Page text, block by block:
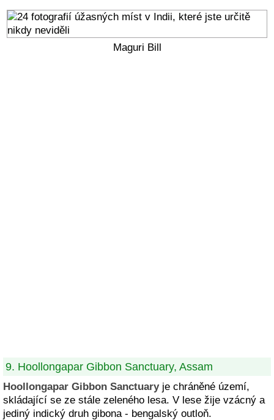
Maguri Bill
9. Hoollongapar Gibbon Sanctuary, Assam
Hoollongapar Gibbon Sanctuaryje chráněné území,
skládající se ze stále zeleného lesa. V lese žije vzácný a
jediný indický druh gibona - bengalský outloň.